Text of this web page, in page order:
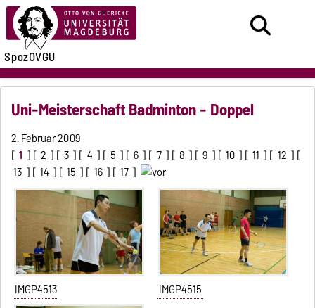
SpozOVGU
Uni-Meisterschaft Badminton - Doppel
2. Februar 2009
[ 1 ] [ 2 ] [ 3 ] [ 4 ] [ 5 ] [ 6 ] [ 7 ] [ 8 ] [ 9 ] [ 10 ] [ 11 ] [ 12 ] [
13 ] [ 14 ] [ 15 ] [ 16 ] [ 17 ]
IMGP4513 IMGP4515